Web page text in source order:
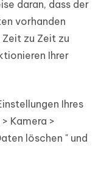
daran, dass der
vorhanden
zu Zeit zu
Ihrer
Ihres
Kamera >
löschen " und